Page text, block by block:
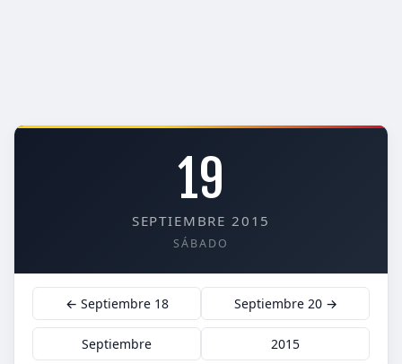
19
SEPTIEMBRE 2015
SÁBADO
← Septiembre 18 Septiembre 20 →
Septiembre 2015